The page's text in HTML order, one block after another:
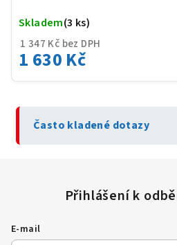
1 347 Kč bez DPH
1 630 Kč
Skladem(3 ks)
Často kladené dotazy
E-mail